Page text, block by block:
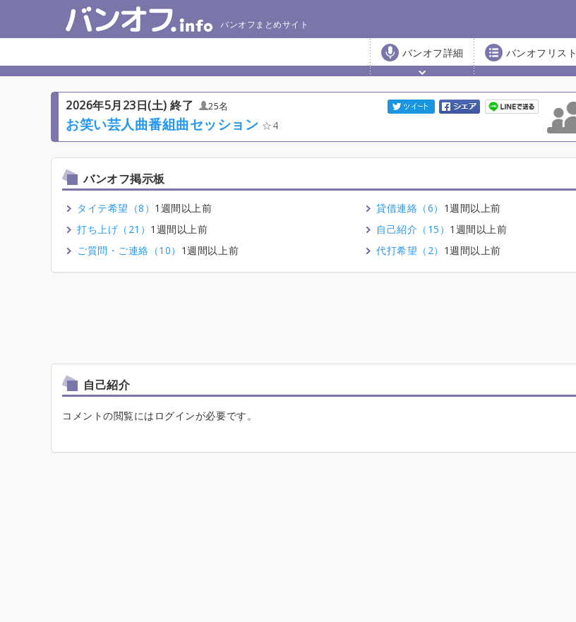
バンオフまとめサイト
バンオフ詳細 バンオフリスト
2026年5月23日(土) 終了 25名
お笑い芸人曲番組曲セッション 4
バンオフ掲示板
タイテ希望（8） 1週間以上前 貸借連絡（6） 1週間以上前
打ち上げ（21） 1週間以上前 自己紹介（15） 1週間以上前
ご質問・ご連絡（10） 1週間以上前 代打希望（2） 1週間以上前
自己紹介
コメントの閲覧にはログインが必要です。